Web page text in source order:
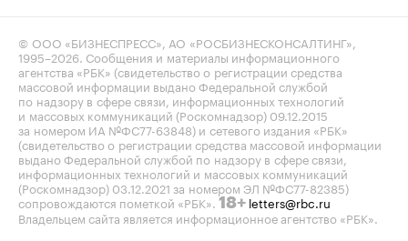
© ООО «БИЗНЕСПРЕСС», АО «РОСБИЗНЕСКОНСАЛТИНГ»,
1995–2026. Сообщения и материалы информационного
агентства «РБК» (свидетельство о регистрации средства
массовой информации выдано Федеральной службой
по надзору в сфере связи, информационных технологий
и массовых коммуникаций (Роскомнадзор) 09.12.2015
за номером ИА №ФС77-63848) и сетевого издания «РБК»
(свидетельство о регистрации средства массовой информации
выдано Федеральной службой по надзору в сфере связи,
информационных технологий и массовых коммуникаций
(Роскомнадзор) 03.12.2021 за номером ЭЛ №ФС77-82385)
сопровождаются пометкой «РБК». 18+ letters@rbc.ru
Владельцем сайта является информационное агентство «РБК».